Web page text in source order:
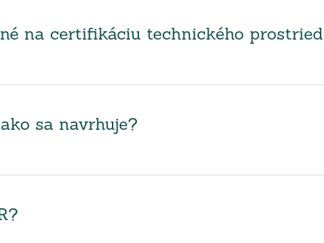
na certifikáciu technického
sa navrhuje?